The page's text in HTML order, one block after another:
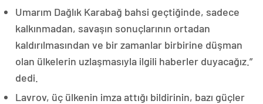
Umarım Dağlık Karabağ bahsi geçtiğinde, sadece
kalkınmadan, savaşın sonuçlarının ortadan
kaldırılmasından ve bir zamanlar birbirine düşman
olan ülkelerin uzlaşmasıyla ilgili haberler duyacağız.”
dedi.
Lavrov, üç ülkenin imza attığı bildirinin, bazı güçler